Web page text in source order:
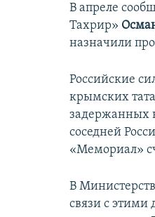
В апреле
Тахрир»
назначили
Российские
крымских
задержанных
соседней
«Мемориал»
В
связи с